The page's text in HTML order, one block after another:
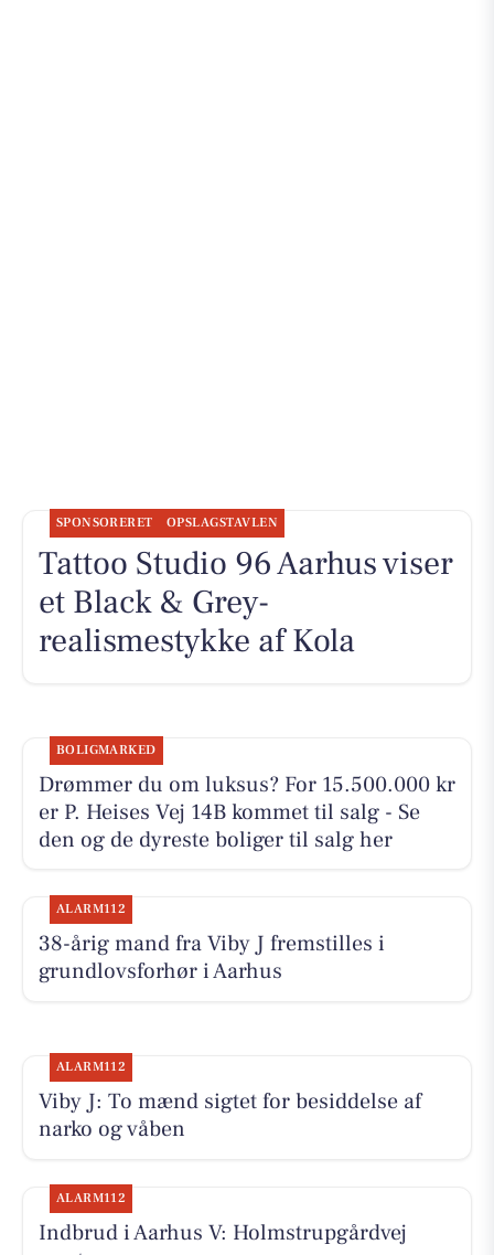
SPONSORERET OPSLAGSTAVLEN
Tattoo Studio 96 Aarhus viser
et Black & Grey-
realismestykke af Kola
BOLIGMARKED
Drømmer du om luksus? For 15.500.000 kr
er P. Heises Vej 14B kommet til salg - Se
den og de dyreste boliger til salg her
ALARM112
38-årig mand fra Viby J fremstilles i
grundlovsforhør i Aarhus
ALARM112
Viby J: To mænd sigtet for besiddelse af
narko og våben
ALARM112
Indbrud i Aarhus V: Holmstrupgårdvej